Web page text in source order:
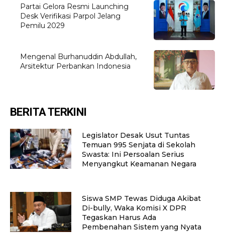
Partai Gelora Resmi Launching
Desk Verifikasi Parpol Jelang
Pemilu 2029
Mengenal Burhanuddin Abdullah,
Arsitektur Perbankan Indonesia
BERITA TERKINI
Legislator Desak Usut Tuntas
Temuan 995 Senjata di Sekolah
Swasta: Ini Persoalan Serius
Menyangkut Keamanan Negara
Siswa SMP Tewas Diduga Akibat
Di-bully, Waka Komisi X DPR
Tegaskan Harus Ada
Pembenahan Sistem yang Nyata